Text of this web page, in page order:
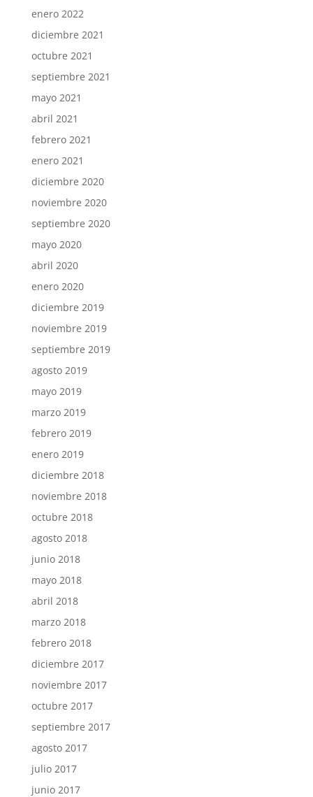
enero 2022
diciembre 2021
octubre 2021
septiembre 2021
mayo 2021
abril 2021
febrero 2021
enero 2021
diciembre 2020
noviembre 2020
septiembre 2020
mayo 2020
abril 2020
enero 2020
diciembre 2019
noviembre 2019
septiembre 2019
agosto 2019
mayo 2019
marzo 2019
febrero 2019
enero 2019
diciembre 2018
noviembre 2018
octubre 2018
agosto 2018
junio 2018
mayo 2018
abril 2018
marzo 2018
febrero 2018
diciembre 2017
noviembre 2017
octubre 2017
septiembre 2017
agosto 2017
julio 2017
junio 2017